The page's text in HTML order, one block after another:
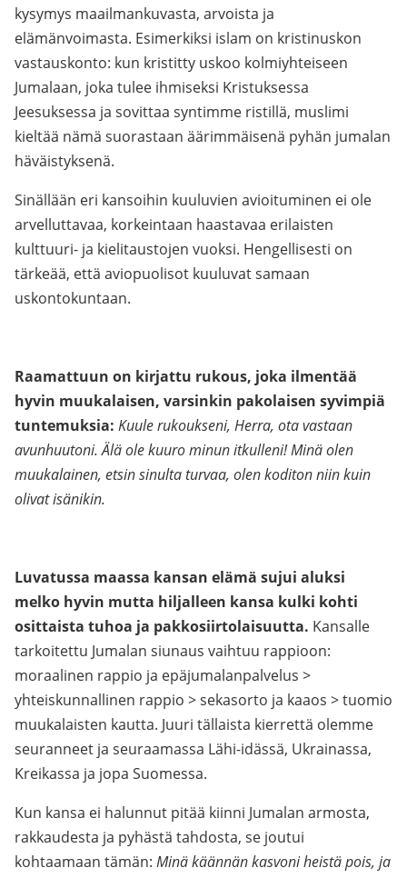
kysymys maailmankuvasta, arvoista ja
elämänvoimasta. Esimerkiksi islam on kristinuskon
vastauskonto: kun kristitty uskoo kolmiyhteiseen
Jumalaan, joka tulee ihmiseksi Kristuksessa
Jeesuksessa ja sovittaa syntimme ristillä, muslimi
kieltää nämä suorastaan äärimmäisenä pyhän jumalan
häväistyksenä.
Sinällään eri kansoihin kuuluvien avioituminen ei ole
arvelluttavaa, korkeintaan haastavaa erilaisten
kulttuuri- ja kielitaustojen vuoksi. Hengellisesti on
tärkeää, että aviopuolisot kuuluvat samaan
uskontokuntaan.
Raamattuun on kirjattu rukous, joka ilmentää
hyvin muukalaisen, varsinkin pakolaisen syvimpiä
tuntemuksia: Kuule rukoukseni, Herra, ota vastaan
avunhuutoni. Älä ole kuuro minun itkulleni! Minä olen
muukalainen, etsin sinulta turvaa, olen koditon niin kuin
olivat isänikin.
Luvatussa maassa kansan elämä sujui aluksi
melko hyvin mutta hiljalleen kansa kulki kohti
osittaista tuhoa ja pakkosiirtolaisuutta. Kansalle
tarkoitettu Jumalan siunaus vaihtuu rappioon:
moraalinen rappio ja epäjumalanpalvelus >
yhteiskunnallinen rappio > sekasorto ja kaaos > tuomio
muukalaisten kautta. Juuri tällaista kierrettä olemme
seuranneet ja seuraamassa Lähi-idässä, Ukrainassa,
Kreikassa ja jopa Suomessa.
Kun kansa ei halunnut pitää kiinni Jumalan armosta,
rakkaudesta ja pyhästä tahdosta, se joutui
kohtaamaan tämän: Minä käännän kasvoni heistä pois, ja